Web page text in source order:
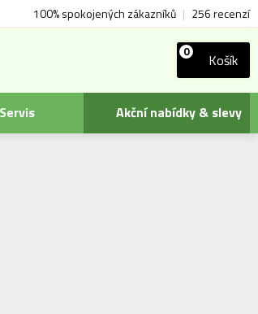
100% spokojených zákazníků | 256 recenzí
0 Košík
Servis Akční nabídky & slevy